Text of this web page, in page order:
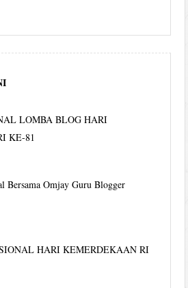
LOMBA BLOG HARI
KE-81
Bersama Omjay Guru Blogger
HARI KEMERDEKAAN RI